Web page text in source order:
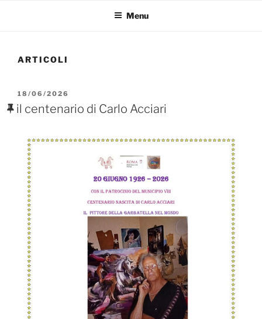
Menu
ARTICOLI
PUBBLICATO
IL
18/06/2026
il centenario di Carlo Acciari